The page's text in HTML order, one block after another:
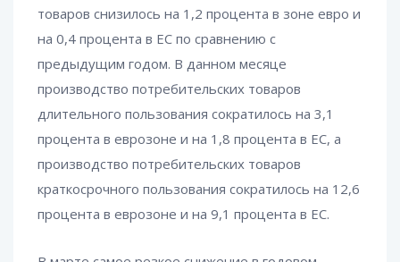
товаров снизилось на 1,2 процента в зоне евро и
на 0,4 процента в ЕС по сравнению с
предыдущим годом. В данном месяце
производство потребительских товаров
длительного пользования сократилось на 3,1
процента в еврозоне и на 1,8 процента в ЕС, а
производство потребительских товаров
краткосрочного пользования сократилось на 12,6
процента в еврозоне и на 9,1 процента в ЕС.